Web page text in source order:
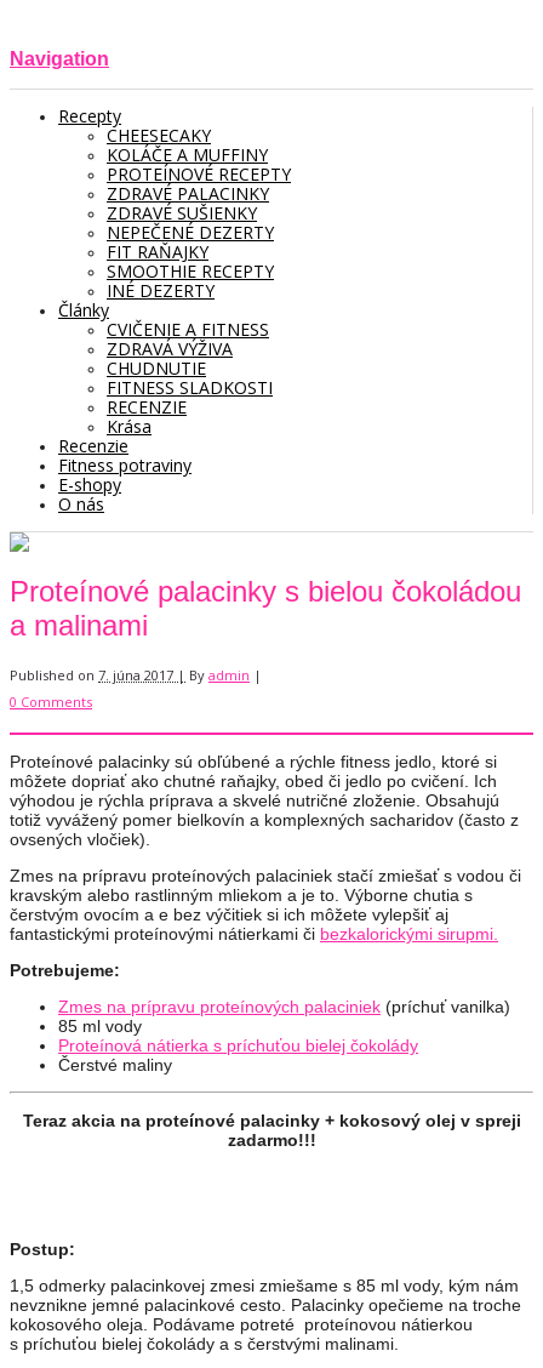
Navigation
Recepty
CHEESECAKY
KOLÁČE A MUFFINY
PROTEÍNOVÉ RECEPTY
ZDRAVÉ PALACINKY
ZDRAVÉ SUŠIENKY
NEPEČENÉ DEZERTY
FIT RAŇAJKY
SMOOTHIE RECEPTY
INÉ DEZERTY
Články
CVIČENIE A FITNESS
ZDRAVÁ VÝŽIVA
CHUDNUTIE
FITNESS SLADKOSTI
RECENZIE
Krása
Recenzie
Fitness potraviny
E-shopy
O nás
Proteínové palacinky s bielou čokoládou
a malinami
Published on 7. júna 2017 | By admin |
0 Comments
Proteínové palacinky sú obľúbené a rýchle fitness jedlo, ktoré si
môžete dopriať ako chutné raňajky, obed či jedlo po cvičení. Ich
výhodou je rýchla príprava a skvelé nutričné zloženie. Obsahujú
totiž vyvážený pomer bielkovín a komplexných sacharidov (často z
ovsených vločiek).
Zmes na prípravu proteínových palaciniek stačí zmiešať s vodou či
kravským alebo rastlinným mliekom a je to. Výborne chutia s
čerstvým ovocím a e bez výčitiek si ich môžete vylepšiť aj
fantastickými proteínovými nátierkami či bezkalorickými sirupmi.
Potrebujeme:
Zmes na prípravu proteínových palaciniek (príchuť vanilka)
85 ml vody
Proteínová nátierka s príchuťou bielej čokolády
Čerstvé maliny
Teraz akcia na proteínové palacinky + kokosový olej v spreji
zadarmo!!!
Postup:
1,5 odmerky palacinkovej zmesi zmiešame s 85 ml vody, kým nám
nevznikne jemné palacinkové cesto. Palacinky opečieme na troche
kokosového oleja. Podávame potreté proteínovou nátierkou
s príchuťou bielej čokolády a s čerstvými malinami.